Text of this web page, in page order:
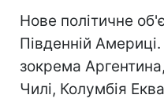
Нове політичне
Південній
зокрема
Чилі, Колумбія